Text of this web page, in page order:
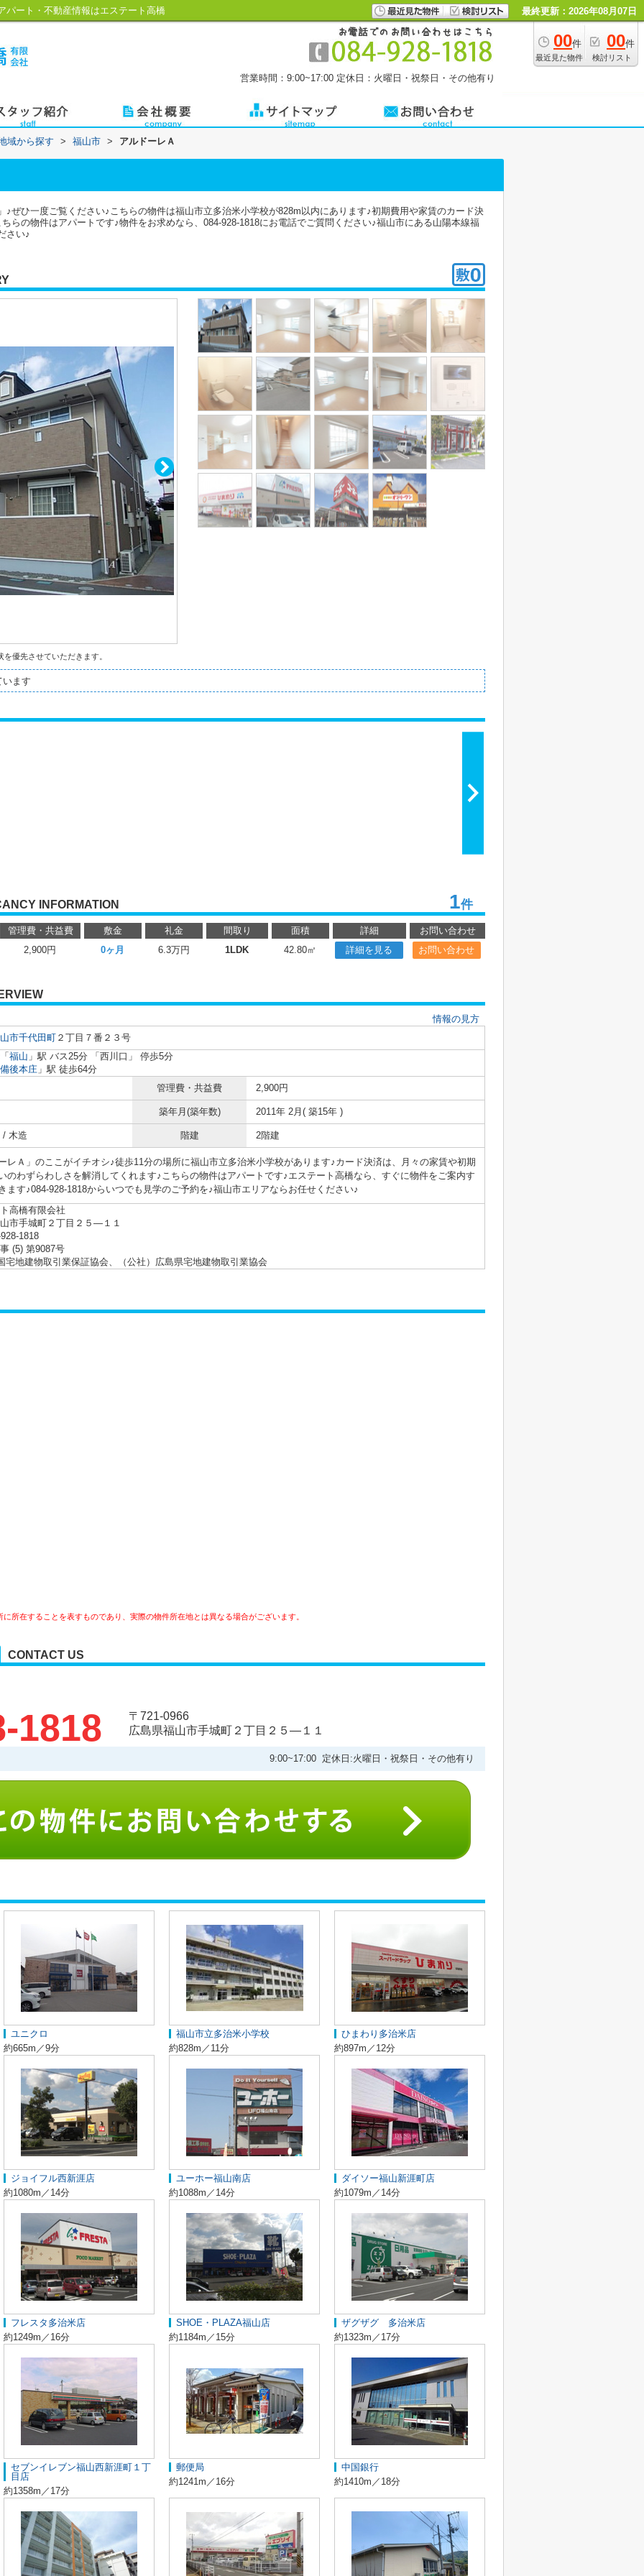
パート・不動産情報はエステート高橋 最終更新：2026年08月07日
00件
最近見た物件
00件
検討リスト
営業時間：9:00~17:00 定休日：火曜日・祝祭日・その他有り
域から探す > 福山市 > アルドーレＡ
♪ぜひ一度ご覧ください♪こちらの物件は福山市立多治米小学校が828m以内にあります♪初期費用や家賃のカード決
らの物件はアパートです♪物件をお求めなら、084-928-1818にお電話でご質問ください♪福山市にある山陽本線福
さい♪
優先させていただきます。
います
INFORMATION 1件
管理費・共益費 敷金 礼金 間取り 面積 詳細
お問い合わせ
2,900円 0ヶ月 6.3万円 1LDK 42.80㎡ 詳細を見る お問い合わせ
情報の見方
市千代田町 ２丁目７番２３号
「 福山 」駅 バス25分 「西川口」 停歩5分
備後本庄 」駅 徒歩64分
管理費・共益費 2,900円
築年月(築年数) 2011年 2月( 築15年 )
/ 木造 階建 2階建
ーレＡ」のここがイチオシ♪徒歩11分の場所に福山市立多治米小学校があります♪カード決済は、月々の家賃や初期
のわずらわしさを解消してくれます♪こちらの物件はアパートです♪エステート高橋なら、すぐに物件をご案内す
ます♪084-928-1818からいつでも見学のご予約を♪福山市エリアならお任せください♪
高橋有限会社
市手城町２丁目２５―１１
1818
(5) 第9087号
宅地建物取引業保証協会、（公社）広島県宅地建物取引業協会
所在することを表すものであり、実際の物件所在地とは異なる場合がございます。
CONTACT US
1818
〒721-0966
広島県福山市手城町２丁目２５―１１
9:00~17:00 定休日:火曜日・祝祭日・その他有り
ユニクロ
約665m／9分
福山市立多治米小学校
約828m／11分
ひまわり多治米店
約897m／12分
ジョイフル西新涯店
約1080m／14分
ユーホー福山南店
約1088m／14分
ダイソー福山新涯町店
約1079m／14分
フレスタ多治米店
約1249m／16分
SHOE・PLAZA福山店
約1184m／15分
ザグザグ 多治米店
約1323m／17分
セブンイレブン福山西新涯町１丁
目店
約1358m／17分
郵便局
約1241m／16分
中国銀行
約1410m／18分